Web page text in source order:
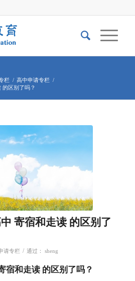
栏 / 高中申请专栏 /
区别了吗？
寄宿和走读 的区别了
请专栏 / 通过： sheng
宿和走读 的区别了吗？